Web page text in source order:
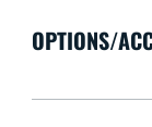
OPTIONS/